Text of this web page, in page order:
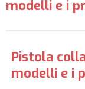
modelli e i
Pistola
modelli e i